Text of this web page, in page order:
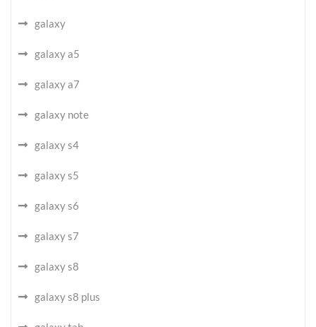
galaxy
galaxy a5
galaxy a7
galaxy note
galaxy s4
galaxy s5
galaxy s6
galaxy s7
galaxy s8
galaxy s8 plus